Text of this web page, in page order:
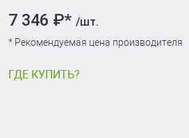
7 346 ₽* /шт.
* Рекомендуемая цена производителя
ГДЕ КУПИТЬ?